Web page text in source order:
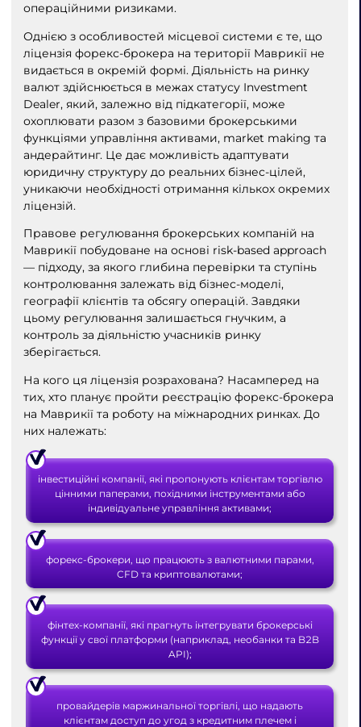
операційними ризиками.
Однією з особливостей місцевої системи є те, що
ліцензія форекс-брокера на території Маврикії не
видається в окремій формі. Діяльність на ринку
валют здійснюється в межах статусу Investment
Dealer, який, залежно від підкатегорії, може
охоплювати разом з базовими брокерськими
функціями управління активами, market making та
андерайтинг. Це дає можливість адаптувати
юридичну структуру до реальних бізнес-цілей,
уникаючи необхідності отримання кількох окремих
ліцензій.
Правове регулювання брокерських компаній на
Маврикії побудоване на основі risk-based approach
— підходу, за якого глибина перевірки та ступінь
контролювання залежать від бізнес-моделі,
географії клієнтів та обсягу операцій. Завдяки
цьому регулювання залишається гнучким, а
контроль за діяльністю учасників ринку
зберігається.
На кого ця ліцензія розрахована? Насамперед на
тих, хто планує пройти реєстрацію форекс-брокера
на Маврикії та роботу на міжнародних ринках. До
них належать:
інвестиційні компанії, які пропонують клієнтам торгівлю
цінними паперами, похідними інструментами або
індивідуальне управління активами;
форекс-брокери, що працюють з валютними парами,
CFD та криптовалютами;
фінтех-компанії, які прагнуть інтегрувати брокерські
функції у свої платформи (наприклад, необанки та B2B
API);
провайдерів маржинальної торгівлі, що надають
клієнтам доступ до угод з кредитним плечем і